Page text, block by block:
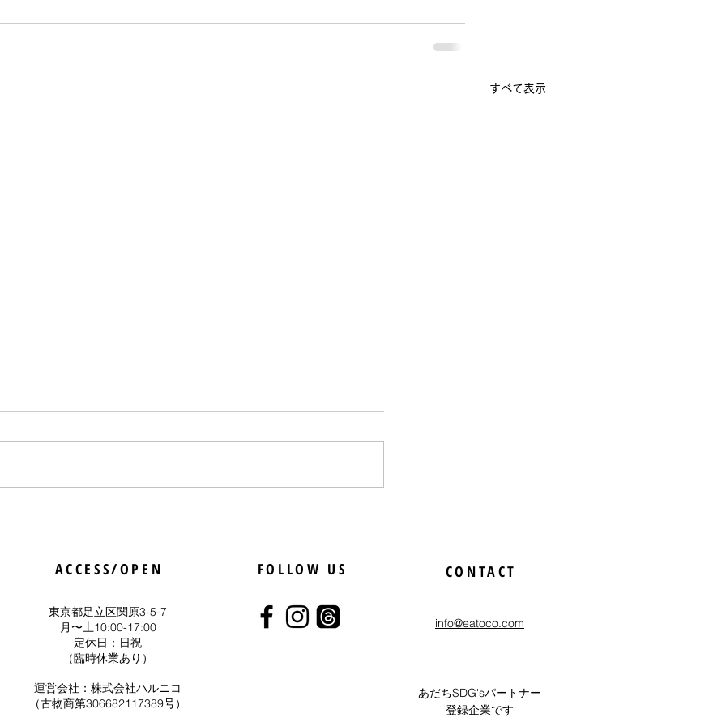
すべて表示
らったお話
ACCESS/OPEN FOLLOW US CONTACT
東京都足立区関原3-5-7
​月〜土10:00-17:00
定休日：日祝
（臨時休業あり）
運営会社： 株式会社ハルニコ
（古物商第306682117389号）
info@eatoco.com
あだちSDG'sパートナー
登録企業です